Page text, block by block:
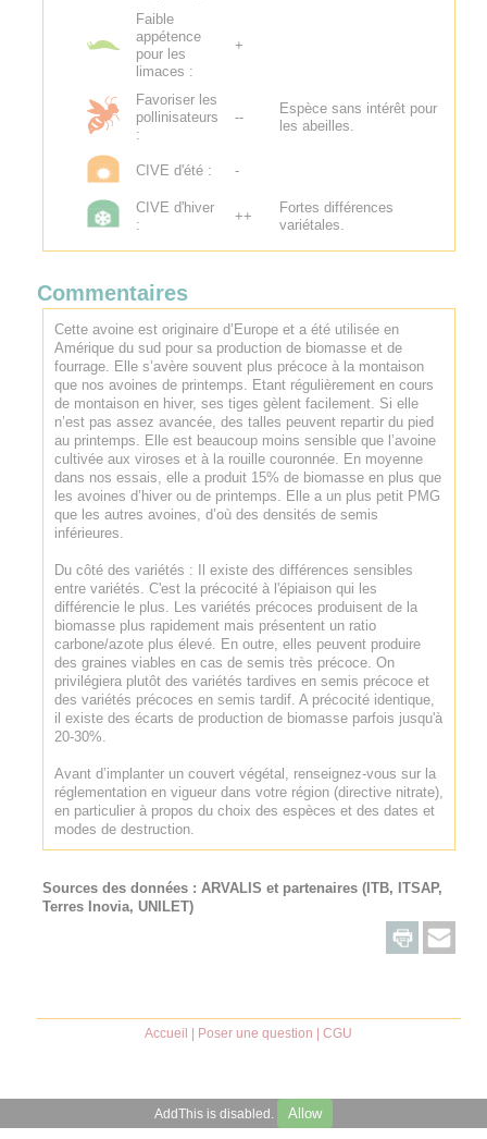
Faible
appétence
pour les
limaces :
+
Favoriser les
pollinisateurs
:
--
Espèce sans intérêt pour
les abeilles.
CIVE d'été : -
CIVE d'hiver
:
++
Fortes différences
variétales.
Commentaires
Cette avoine est originaire d’Europe et a été utilisée en
Amérique du sud pour sa production de biomasse et de
fourrage. Elle s’avère souvent plus précoce à la montaison
que nos avoines de printemps. Etant régulièrement en cours
de montaison en hiver, ses tiges gèlent facilement. Si elle
n’est pas assez avancée, des talles peuvent repartir du pied
au printemps. Elle est beaucoup moins sensible que l’avoine
cultivée aux viroses et à la rouille couronnée. En moyenne
dans nos essais, elle a produit 15% de biomasse en plus que
les avoines d’hiver ou de printemps. Elle a un plus petit PMG
que les autres avoines, d’où des densités de semis
inférieures.
Du côté des variétés : Il existe des différences sensibles
entre variétés. C'est la précocité à l'épiaison qui les
différencie le plus. Les variétés précoces produisent de la
biomasse plus rapidement mais présentent un ratio
carbone/azote plus élevé. En outre, elles peuvent produire
des graines viables en cas de semis très précoce. On
privilégiera plutôt des variétés tardives en semis précoce et
des variétés précoces en semis tardif. A précocité identique,
il existe des écarts de production de biomasse parfois jusqu'à
20-30%.
Avant d’implanter un couvert végétal, renseignez-vous sur la
réglementation en vigueur dans votre région (directive nitrate),
en particulier à propos du choix des espèces et des dates et
modes de destruction.
Sources des données : ARVALIS et partenaires (ITB, ITSAP,
Terres Inovia, UNILET)
Accueil | Poser une question |CGU
AddThis is disabled. Allow